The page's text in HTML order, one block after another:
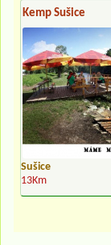
Kemp Sušice
Sušice
13Km